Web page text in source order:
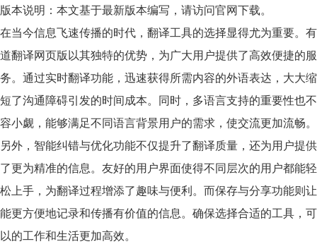
版本说明： 本文基于最新版本编写，请访问官网下载。
在当今信息飞速传播的时代，翻译工具的选择显得尤为重要。有
道翻译网页版以其独特的优势 ，为广大用户提供了高效便捷的服
务。通过实时翻译功能，迅速获得所需内容的外语表达，大大缩
短了沟通障碍引发的时间成本。同时，多语言支持的重要性也不
容小觑，能够满足不同语言背景用户的需求，使交流更加流畅。
另外，智能纠错与优化功能不仅提升了翻译质量，还为用户提供
了更为精准的信息。友好的用户界面使得不同层次的用户都能轻
松上手，为翻译过程增添了趣味与便利。而保存与分享功能则让
能更方便地记录和传播有价值的信息。确保选择合适的工具，可
以的工作和生活更加高效。